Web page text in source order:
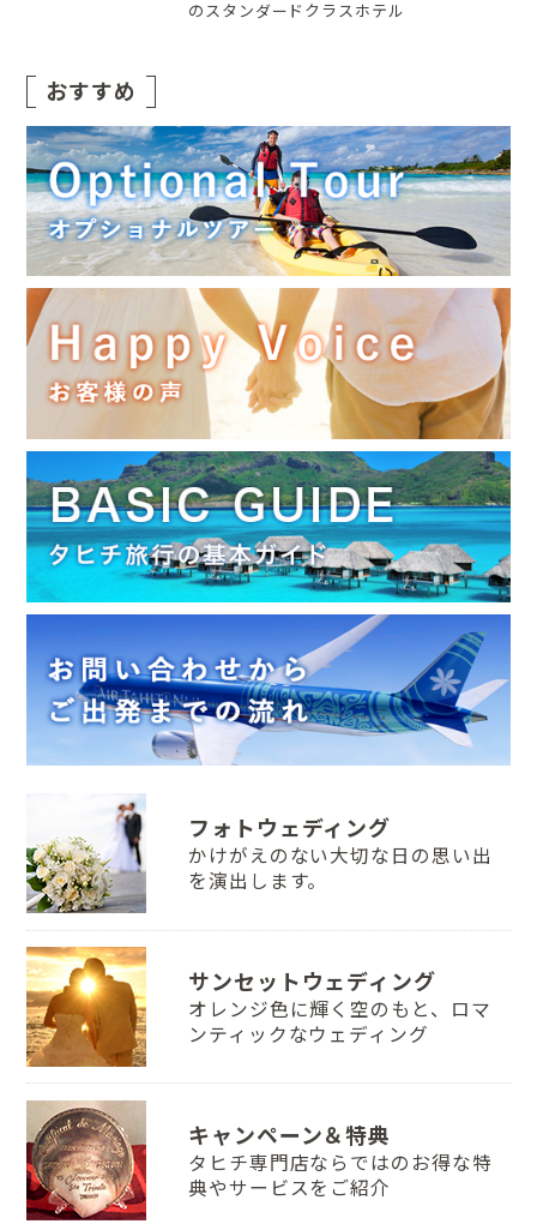
のスタンダードクラスホテル
おすすめ
フォトウェディング
かけがえのない大切な日の思い出
を演出します。
サンセットウェディング
オレンジ色に輝く空のもと、ロマ
ンティックなウェディング
キャンペーン＆特典
タヒチ専門店ならではのお得な特
典やサービスをご紹介